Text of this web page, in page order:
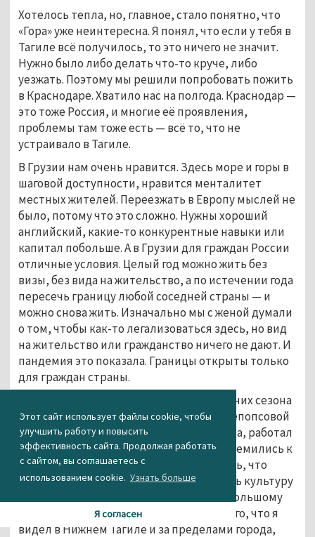
Этот сайт использует файлы cookie, чтобы
улучшить работу и повысить
эффективность сайта. Продолжая работать
с сайтом, вы соглашаетесь с
использованием cookie. Узнать больше
Я согласен
Хотелось тепла, но, главное, стало понятно, что
«Гора» уже неинтересна. Я понял, что если у тебя в
Тагиле всё получилось, то это ничего не значит.
Нужно было либо делать что-то круче, либо
уезжать. Поэтому мы решили попробовать пожить
в Краснодаре. Хватило нас на полгода. Краснодар —
это тоже Россия, и многие её проявления,
проблемы там тоже есть — всё то, что не
устраивало в Тагиле.
В Грузии нам очень нравится. Здесь море и горы в
шаговой доступности, нравится менталитет
местных жителей. Переезжать в Европу мыслей не
было, потому что это сложно. Нужны хороший
английский, какие-то конкурентные навыки или
капитал побольше. А в Грузии для граждан России
отличные условия. Целый год можно жить без
визы, без вида на жительство, а по истечении года
пересечь границу любой соседней страны — и
можно снова жить. Изначально мы с женой думали
о том, чтобы как-то легализоваться здесь, но вид
на жительство или гражданство ничего не дают. И
пандемия это показала. Границы открыты только
для граждан страны.
«Гору» я открыл летом 2016-го и три летних сезона
делал ивенты, вечеринки. Я вырос на непопсовой
тусовке, на вечеринках Андрея Нельсона, работал
в проектах Андрея Батурина. Мы все стремились к
чему-то интересному, хотели проверить, что
зайдёт публике, а что не зайдёт, развить культуру
вечеринок «некабачного» формата. По большому
счёту «Гора» — это концентрация лучшего, что я
видел в Нижнем Тагиле и за пределами города,